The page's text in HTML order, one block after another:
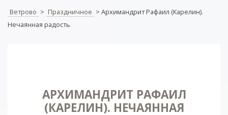
Ветрово > Праздничное > Архимандрит Рафаил (Карелин).
Нечаянная радость
АРХИМАНДРИТ РАФАИЛ
(КАРЕЛИН). НЕЧАЯННАЯ